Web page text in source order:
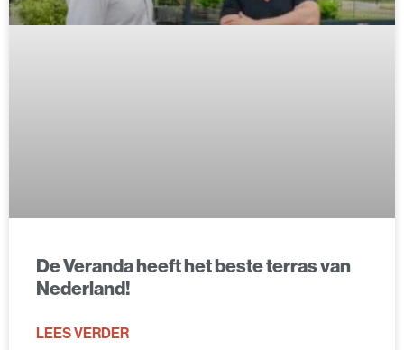
De Veranda heeft het beste terras van
Nederland!
LEES VERDER